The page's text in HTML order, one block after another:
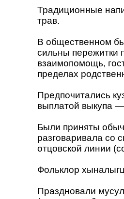
Традиционные
трав.
В общественном
сильны пережитки
взаимопомощь,
пределах
Предпочитались
выплатой выкупа
Были приняты
разговаривала со
отцовской линии
Фольклор
Праздновали